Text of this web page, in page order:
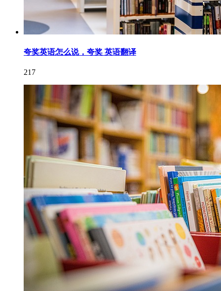
夸奖英语怎么说，夸奖 英语翻译
217